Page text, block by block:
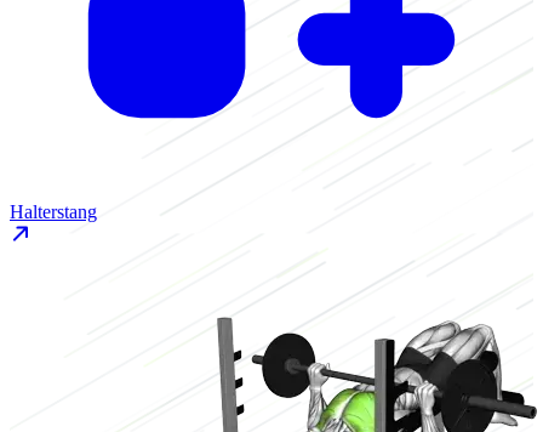
Halterstang